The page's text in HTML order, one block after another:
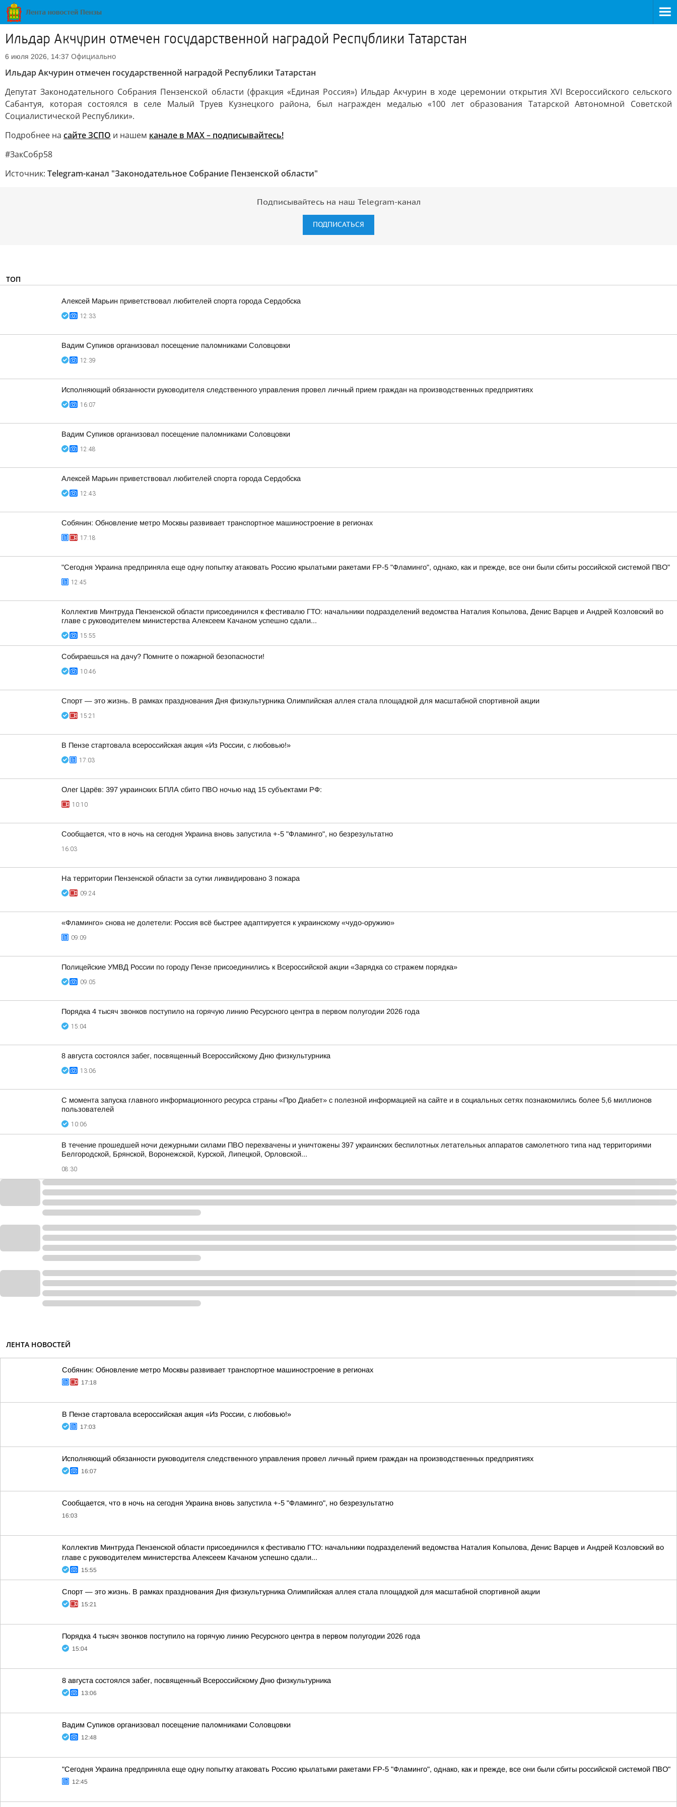
Ильдар Акчурин отмечен государственной наградой Республики Татарстан
6 июля 2026, 14:37 Официально
Ильдар Акчурин отмечен государственной наградой Республики Татарстан
Депутат Законодательного Собрания Пензенской области (фракция «Единая Россия») Ильдар Акчурин в ходе церемонии открытия XVI Всероссийского сельского
Сабантуя, которая состоялся в селе Малый Труев Кузнецкого района, был награжден медалью «100 лет образования Татарской Автономной Советской
Социалистической Республики».
Подробнее на сайте ЗСПО и нашем канале в МАХ – подписывайтесь!
#ЗакСобр58
Источник: Telegram-канал "Законодательное Собрание Пензенской области"
Подписывайтесь на наш Telegram-канал
ПОДПИСАТЬСЯ
ТОП
Алексей Марьин приветствовал любителей спорта города Сердобска
12:33
Вадим Супиков организовал посещение паломниками Соловцовки
12:39
Исполняющий обязанности руководителя следственного управления провел личный прием граждан на производственных предприятиях
16:07
Вадим Супиков организовал посещение паломниками Соловцовки
12:48
Алексей Марьин приветствовал любителей спорта города Сердобска
12:43
Собянин: Обновление метро Москвы развивает транспортное машиностроение в регионах
17:18
"Сегодня Украина предприняла еще одну попытку атаковать Россию крылатыми ракетами FP-5 "Фламинго", однако, как и прежде, все они были сбиты российской системой ПВО"
12:45
Коллектив Минтруда Пензенской области присоединился к фестивалю ГТО: начальники подразделений ведомства Наталия Копылова, Денис Варцев и Андрей Козловский во
главе с руководителем министерства Алексеем Качаном успешно сдали...
15:55
Собираешься на дачу? Помните о пожарной безопасности!
10:46
Спорт — это жизнь. В рамках празднования Дня физкультурника Олимпийская аллея стала площадкой для масштабной спортивной акции
15:21
В Пензе стартовала всероссийская акция «Из России, с любовью!»
17:03
Олег Царёв: 397 украинских БПЛА сбито ПВО ночью над 15 субъектами РФ:
10:10
Сообщается, что в ночь на сегодня Украина вновь запустила +-5 "Фламинго", но безрезультатно
16:03
На территории Пензенской области за сутки ликвидировано 3 пожара
09:24
«Фламинго» снова не долетели: Россия всё быстрее адаптируется к украинскому «чудо-оружию»
09:09
Полицейские УМВД России по городу Пензе присоединились к Всероссийской акции «Зарядка со стражем порядка»
09:05
Порядка 4 тысяч звонков поступило на горячую линию Ресурсного центра в первом полугодии 2026 года
15:04
8 августа состоялся забег, посвященный Всероссийскому Дню физкультурника
13:06
С момента запуска главного информационного ресурса страны «Про Диабет» с полезной информацией на сайте и в социальных сетях познакомились более 5,6 миллионов
пользователей
10:06
В течение прошедшей ночи дежурными силами ПВО перехвачены и уничтожены 397 украинских беспилотных летательных аппаратов самолетного типа над территориями
Белгородской, Брянской, Воронежской, Курской, Липецкой, Орловской...
08:30
ЛЕНТА НОВОСТЕЙ
Собянин: Обновление метро Москвы развивает транспортное машиностроение в регионах
17:18
В Пензе стартовала всероссийская акция «Из России, с любовью!»
17:03
Исполняющий обязанности руководителя следственного управления провел личный прием граждан на производственных предприятиях
16:07
Сообщается, что в ночь на сегодня Украина вновь запустила +-5 "Фламинго", но безрезультатно
16:03
Коллектив Минтруда Пензенской области присоединился к фестивалю ГТО: начальники подразделений ведомства Наталия Копылова, Денис Варцев и Андрей Козловский во
главе с руководителем министерства Алексеем Качаном успешно сдали...
15:55
Спорт — это жизнь. В рамках празднования Дня физкультурника Олимпийская аллея стала площадкой для масштабной спортивной акции
15:21
Порядка 4 тысяч звонков поступило на горячую линию Ресурсного центра в первом полугодии 2026 года
15:04
8 августа состоялся забег, посвященный Всероссийскому Дню физкультурника
13:06
Вадим Супиков организовал посещение паломниками Соловцовки
12:48
"Сегодня Украина предприняла еще одну попытку атаковать Россию крылатыми ракетами FP-5 "Фламинго", однако, как и прежде, все они были сбиты российской системой ПВО"
12:45